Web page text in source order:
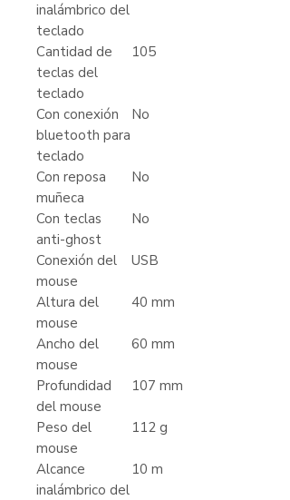
inalámbrico del
teclado
Cantidad de
teclas del
teclado
105
Con conexión
bluetooth para
teclado
No
Con reposa
muñeca
No
Con teclas
anti-ghost
No
Conexión del
mouse
USB
Altura del
mouse
40 mm
Ancho del
mouse
60 mm
Profundidad
del mouse
107 mm
Peso del
mouse
112 g
Alcance
inalámbrico del
10 m